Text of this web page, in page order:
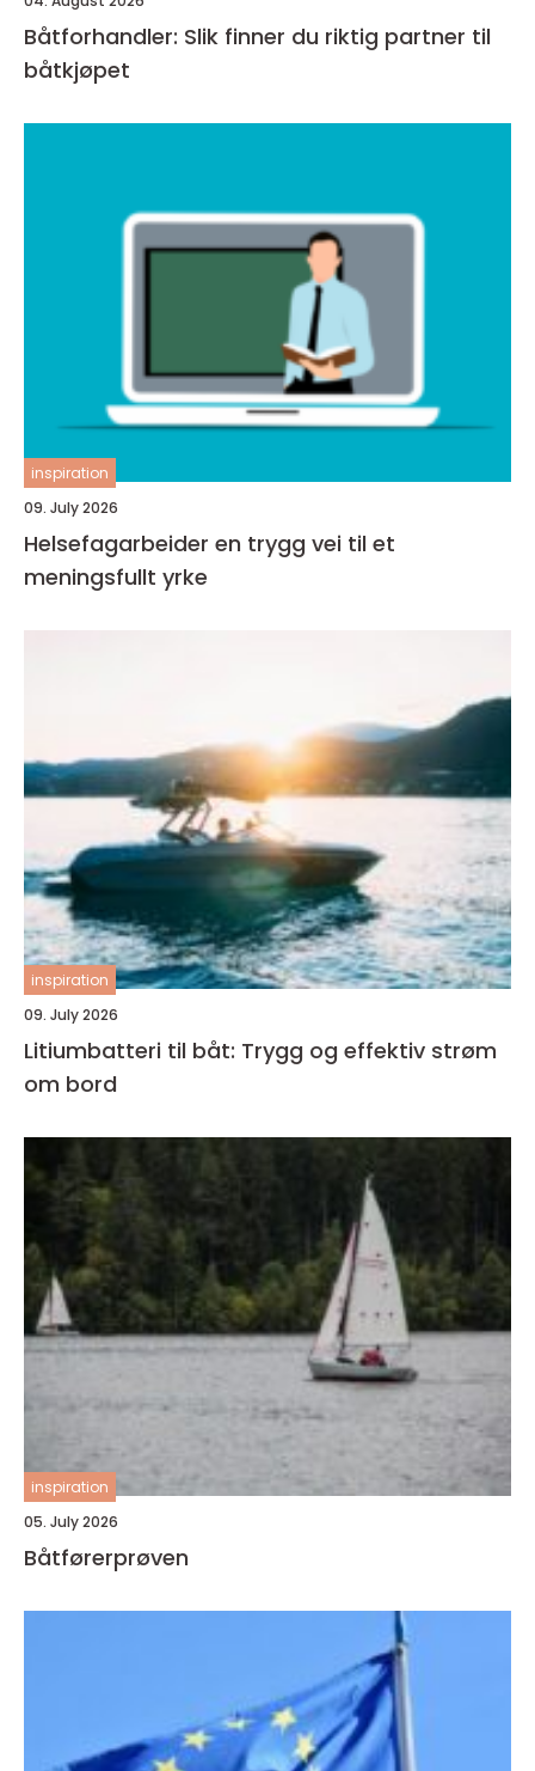
Båtforhandler: Slik finner du riktig partner til
båtkjøpet
inspiration
09. July 2026
Helsefagarbeider en trygg vei til et
meningsfullt yrke
inspiration
09. July 2026
Litiumbatteri til båt: Trygg og effektiv strøm
om bord
inspiration
05. July 2026
Båtførerprøven